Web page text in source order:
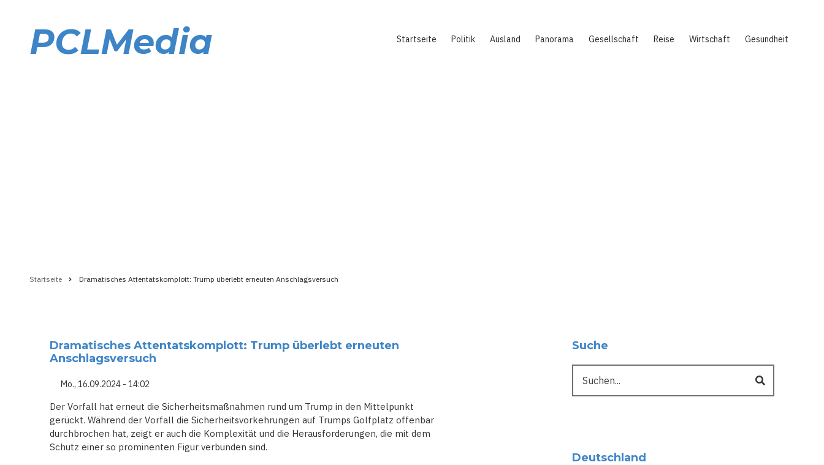
PCLMedia Startseite Politik Ausland Panorama Gesellschaft Reise Wirtschaft Gesundheit
Startseite Dramatisches Attentatskomplott: Trump überlebt erneuten Anschlagsversuch
Dramatisches Attentatskomplott: Trump überlebt erneuten
Anschlagsversuch
Mo., 16.09.2024 - 14:02
Der Vorfall hat erneut die Sicherheitsmaßnahmen rund um Trump in den Mittelpunkt
gerückt. Während der Vorfall die Sicherheitsvorkehrungen auf Trumps Golfplatz offenbar
durchbrochen hat, zeigt er auch die Komplexität und die Herausforderungen, die mit dem
Schutz einer so prominenten Figur verbunden sind.
Suche
Deutschland